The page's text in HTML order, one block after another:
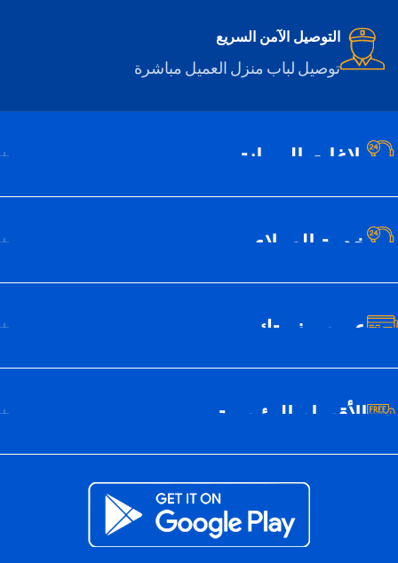
التوصيل الآمن السريع
توصيل لباب منزل العميل مباشرة
بلاغات الصيانة
خدمة العملاء
عن سيف تك
الأقسام الرئيسية